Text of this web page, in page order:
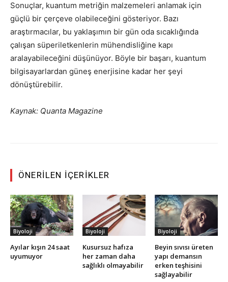
Sonuçlar, kuantum metriğin malzemeleri anlamak için
güçlü bir çerçeve olabileceğini gösteriyor. Bazı
araştırmacılar, bu yaklaşımın bir gün oda sıcaklığında
çalışan süperiletkenlerin mühendisliğine kapı
aralayabileceğini düşünüyor. Böyle bir başarı, kuantum
bilgisayarlardan güneş enerjisine kadar her şeyi
dönüştürebilir.
Kaynak: Quanta Magazine
ÖNERILEN İÇERIKLER
Biyoloji
Ayılar kışın 24 saat
uyumuyor
Biyoloji
Kusursuz hafıza
her zaman daha
sağlıklı olmayabilir
Biyoloji
Beyin sıvısı üreten
yapı demansın
erken teşhisini
sağlayabilir